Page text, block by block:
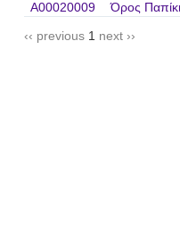
A00020009
Όρος Παπίκι
‹‹ previous 1 next ››